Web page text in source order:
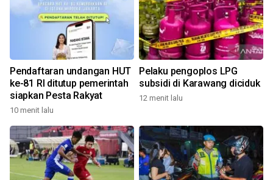
Pendaftaran undangan HUT
ke-81 RI ditutup pemerintah
siapkan Pesta Rakyat
10 menit lalu
Pelaku pengoplos LPG
subsidi di Karawang diciduk
12 menit lalu